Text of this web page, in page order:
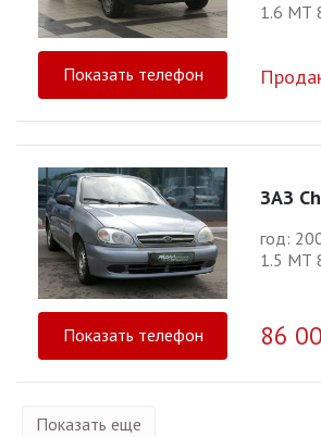
1.6 МТ
Показать телефон
ЗАЗ
год:
1.5 МТ
Показать телефон 86
Показать еще